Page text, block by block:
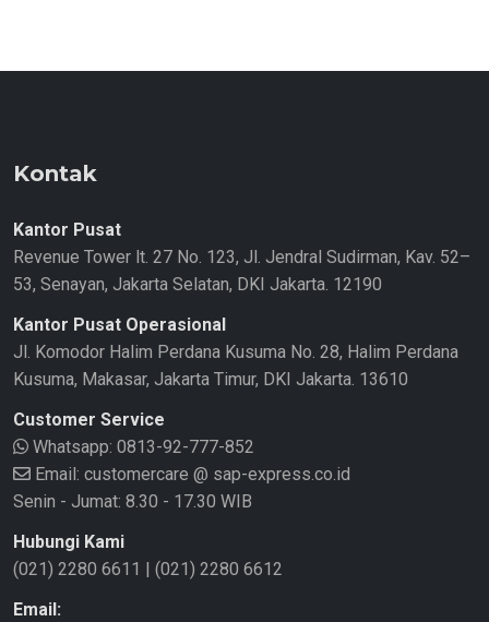
Kontak
Kantor Pusat
Revenue Tower lt. 27 No. 123, Jl. Jendral Sudirman, Kav. 52–
53, Senayan, Jakarta Selatan, DKI Jakarta. 12190
Kantor Pusat Operasional
Jl. Komodor Halim Perdana Kusuma No. 28, Halim Perdana
Kusuma, Makasar, Jakarta Timur, DKI Jakarta. 13610
Customer Service
Whatsapp: 0813-92-777-852
Email: customercare @ sap-express.co.id
Senin - Jumat: 8.30 - 17.30 WIB
Hubungi Kami
(021) 2280 6611
(021) 2280 6612
Email: